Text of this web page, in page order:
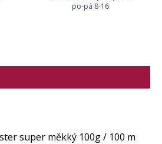
po-pá 8-16
super měkký 100g / 100 m